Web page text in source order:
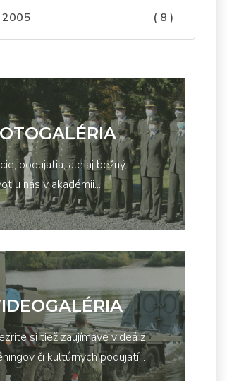
( 8 )
podujatia, ale aj bežný
u nás v akadémii...
si tiež zaujímavé videá z
či kultúrnych podujatí...